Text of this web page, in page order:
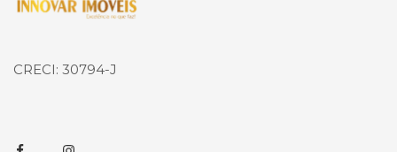
CRECI: 30794-J